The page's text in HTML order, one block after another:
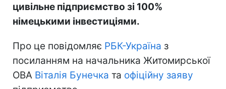
цивільне підприємство зі 100%
німецькими інвестиціями.
Про це повідомляє РБК-Україна з
посиланням на начальника Житомирської
ОВА Віталія Бунечка та офіційну заяву